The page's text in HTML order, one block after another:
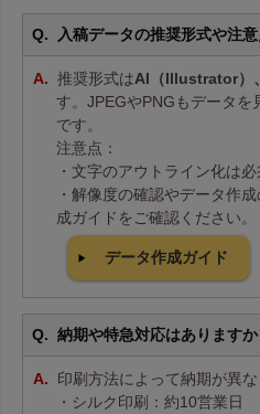
入稿データの推奨形式や注
推奨形式はAI（Illustrator）
す。JPEGやPNGもデータを
です。
注意点：
・文字のアウトライン化は必
・解像度の確認やデータ作
成ガイドをご確認ください。
データ作成ガイド
納期や特急対応はありますか
印刷方法によって納期が異な
・シルク印刷：約10営業日